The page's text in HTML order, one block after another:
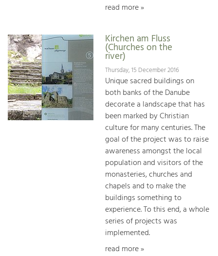
read more »
Kirchen am Fluss
(Churches on the
river)
Thursday, 15 December 2016
Unique sacred buildings on
both banks of the Danube
decorate a landscape that has
been marked by Christian
culture for many centuries. The
goal of the project was to raise
awareness amongst the local
population and visitors of the
monasteries, churches and
chapels and to make the
buildings something to
experience. To this end, a whole
series of projects was
implemented.
read more »